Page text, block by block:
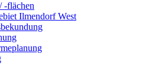
-flächen
Ilmendorf West